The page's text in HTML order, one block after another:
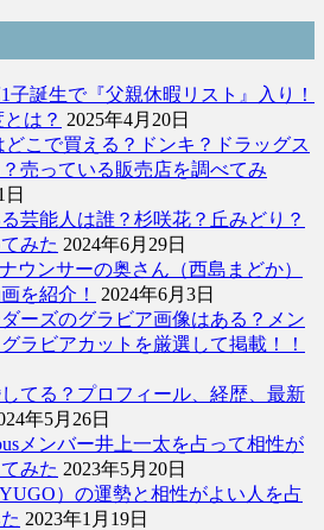
子誕生で『父親休暇リスト』入り！
は？ 2025年4月20日
どこで買える？ドンキ？ドラッグス
売っている販売店を調べてみ
芸能人は誰？杉咲花？丘みどり？
みた 2024年6月29日
ウンサーの奥さん（西島まどか）
を紹介！
2024年6月3日
ーズのグラビア画像はある？メン
ラビアカットを厳選して掲載！！
てる？プロフィール、経歴、最新
年5月26日
メンバー井上一太を占って相性が
みた 2023年5月20日
）の運勢と相性がよい人を占
2023年1月19日